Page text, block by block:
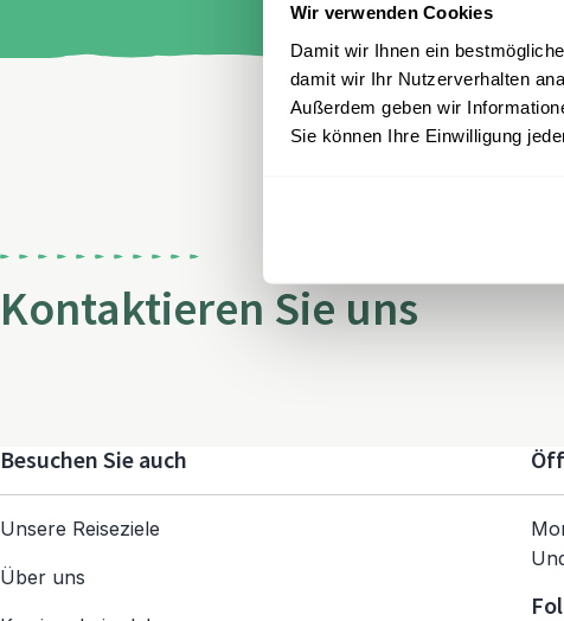
Wir verwenden Cookies
Damit wir Ihnen ein
damit wir Ihr Nutzerverhalten
Außerdem geben wir
Sie können Ihre Einwilligung
Kontaktieren Sie uns
Besuchen Sie auch
Unsere Reiseziele
Über uns